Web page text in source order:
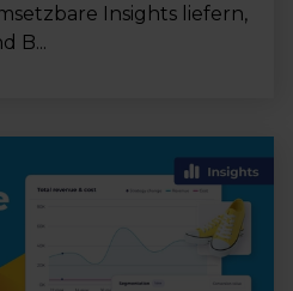
Insights liefern,
B...